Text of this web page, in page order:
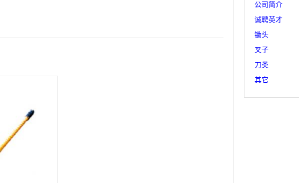
公司简介
诚聘英才
锄头
叉子
刀类
其它